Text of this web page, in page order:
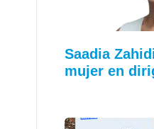
Saadia
mujer en